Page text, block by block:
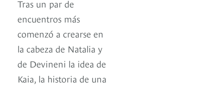
Tras un par de
encuentros más
comenzó a crearse en
la cabeza de Natalia y
de Devineni la idea de
Kaia, la historia de una